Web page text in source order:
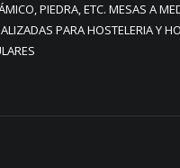
PIEDRA, ETC. MESAS A
PARA HOSTELERIA Y